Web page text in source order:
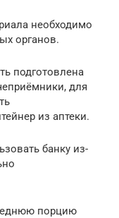
необходимо
органов.
подготовлена
для
из аптеки.
банку из-
порцию